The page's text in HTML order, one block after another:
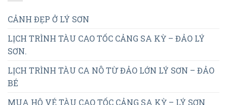
CẢNH ĐẸP Ở LÝ SƠN
LỊCH TRÌNH TÀU CAO TỐC CẢNG SA KỲ – ĐẢO LÝ
SƠN.
LỊCH TRÌNH TÀU CA NÔ TỪ ĐẢO LỚN LÝ SƠN – ĐẢO
BÉ
MUA HỘ VÉ TÀU CAO TỐC CẢNG SA KỲ – LÝ SƠN